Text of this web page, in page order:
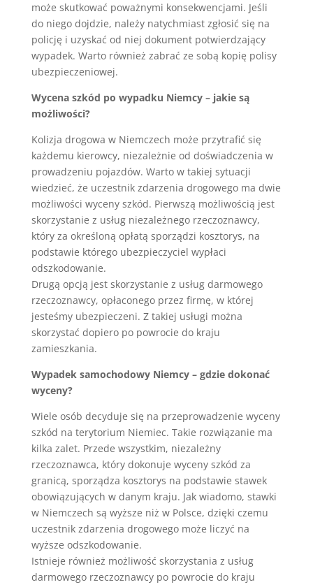
może skutkować poważnymi konsekwencjami. Jeśli
doniegodojdzie, należynatychmiastzgłosić się na
policję i uzyskać od niej dokumentpotwierdzający
wypadek. Wartorównież zabrać ze sobą kopię polisy
ubezpieczeniowej.
Wycena szkód po wypadku Niemcy – jakie są
możliwości?
Kolizja drogowa w Niemczech może przytrafić się
każdemu kierowcy, niezależnie od doświadczenia w
prowadzeniu pojazdów. Warto w takiej sytuacji
wiedzieć, że uczestnik zdarzenia drogowego ma dwie
możliwości wyceny szkód. Pierwszą możliwością jest
skorzystanie z usług niezależnego rzeczoznawcy,
który za określoną opłatą sporządzi kosztorys, na
podstawie którego ubezpieczyciel wypłaci
odszkodowanie.
Drugą opcją jest skorzystanie z usług darmowego
rzeczoznawcy, opłaconego przez firmę, w której
jesteśmy ubezpieczeni. Z takiej usługi można
skorzystać dopiero po powrocie do kraju
zamieszkania.
Wypadek samochodowy Niemcy – gdzie dokonać
wyceny?
Wiele osób decyduje się na przeprowadzenie wyceny
szkód na terytorium Niemiec. Takie rozwiązanie ma
kilka zalet. Przede wszystkim, niezależny
rzeczoznawca, który dokonuje wyceny szkód za
granicą, sporządza kosztorys na podstawie stawek
obowiązujących w danym kraju. Jak wiadomo, stawki
w Niemczech są wyższe niż w Polsce, dzięki czemu
uczestnik zdarzenia drogowego może liczyć na
wyższe odszkodowanie.
Istnieje również możliwość skorzystania z usług
darmowego rzeczoznawcy po powrocie do kraju